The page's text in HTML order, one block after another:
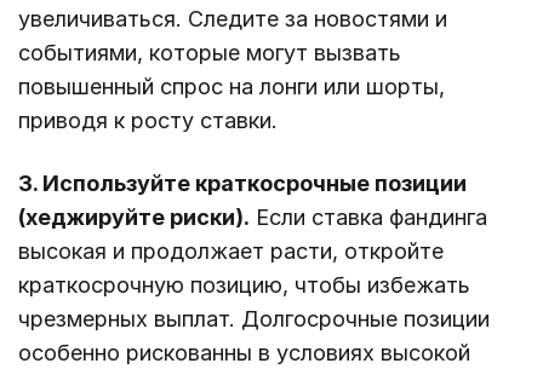
увеличиваться. Следите за новостями и
событиями, которые могут вызвать
повышенный спрос на лонги или шорты,
приводя к росту ставки.
3. Используйте краткосрочные позиции
(хеджируйте риски). Если ставка фандинга
высокая и продолжает расти, откройте
краткосрочную позицию, чтобы избежать
чрезмерных выплат. Долгосрочные позиции
особенно рискованны в условиях высокой